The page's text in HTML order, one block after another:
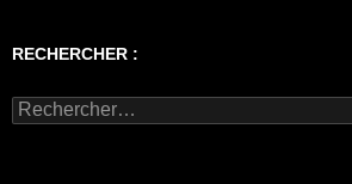
RECHERCHER :
Rechercher :